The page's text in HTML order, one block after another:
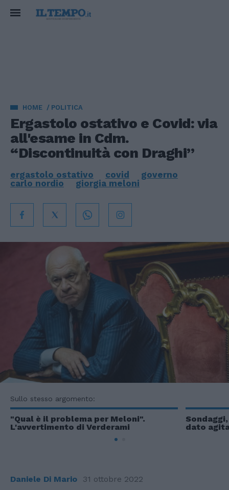
HOME POLITICA
Ergastolo ostativo e Covid: via
all'esame in Cdm.
“Discontinuità con Draghi”
ergastolo ostativo covid
governo
carlo nordio
giorgia meloni
Sullo stesso argomento:
"Qual è il problema per Meloni".
L'avvertimento di Verderami
dato
Daniele Di Mario 31 ottobre 2022